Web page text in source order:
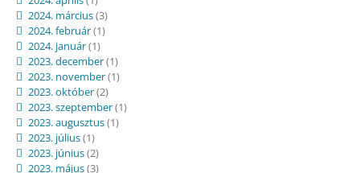
2024. március(3)
2024. február(1)
2024. január(1)
2023. december(1)
2023. november(1)
2023. október(2)
2023. szeptember(1)
2023. augusztus(1)
2023. július(1)
2023. június(2)
2023. május(3)